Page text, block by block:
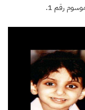
رقم 1.